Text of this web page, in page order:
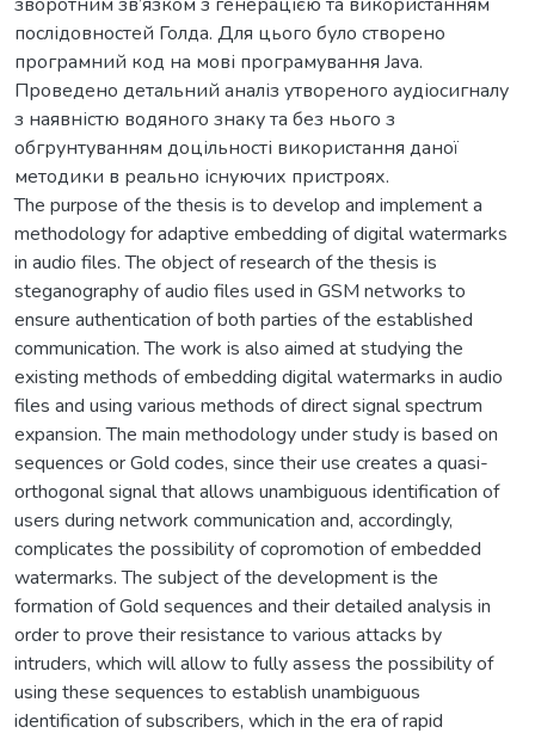
послідовностей Голда. Для цього було створено
програмний код на мові програмування Java.
Проведено детальний аналіз утвореного аудіосигналу
з наявністю водяного знаку та без нього з
обгрунтуванням доцільності використання даної
методики в реально існуючих пристроях.
The purpose of the thesis is to develop and implement a
methodology for adaptive embedding of digital watermarks
in audio files. The object of research of the thesis is
steganography of audio files used in GSM networks to
ensure authentication of both parties of the established
communication. The work is also aimed at studying the
existing methods of embedding digital watermarks in audio
files and using various methods of direct signal spectrum
expansion. The main methodology under study is based on
sequences or Gold codes, since their use creates a quasi-
orthogonal signal that allows unambiguous identification of
users during network communication and, accordingly,
complicates the possibility of copromotion of embedded
watermarks. The subject of the development is the
formation of Gold sequences and their detailed analysis in
order to prove their resistance to various attacks by
intruders, which will allow to fully assess the possibility of
using these sequences to establish unambiguous
identification of subscribers, which in the era of rapid